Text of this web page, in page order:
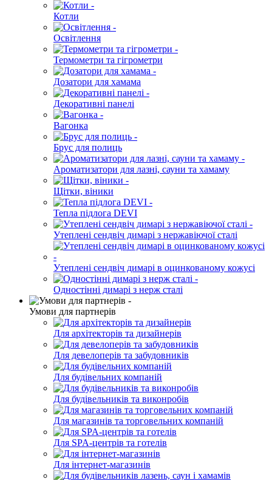
Котли
Освітлення
Термометри та гігрометри
Дозатори для хамама
Декоративні панелі
Вагонка
Брус для полиць
Ароматизатори для лазні, сауни та хамаму
Щітки, віники
Тепла підлога DEVI
Утеплені сендвіч димарі з нержавіючої сталі
Утеплені сендвіч димарі в оцинкованому кожусі
Одностінні димарі з нерж сталі
Умови для партнерів
Для архітекторів та дизайнерів
Для девелоперів та забудовників
Для будівельних компаній
Для будівельників та виконробів
Для магазинів та торговельних компаній
Для SPA-центрів та готелів
Для інтернет-магазинів